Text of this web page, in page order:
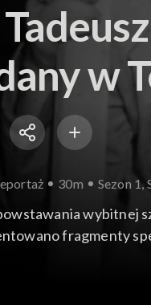
w
30m Sezon 1,
wybitnej
fragmenty
Reżyser